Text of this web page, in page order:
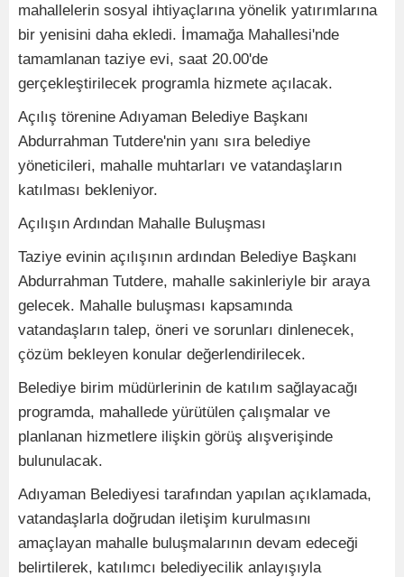
mahallelerin sosyal ihtiyaçlarına yönelik yatırımlarına
bir yenisini daha ekledi. İmamağa Mahallesi'nde
tamamlanan taziye evi, saat 20.00'de
gerçekleştirilecek programla hizmete açılacak.
Açılış törenine Adıyaman Belediye Başkanı
Abdurrahman Tutdere'nin yanı sıra belediye
yöneticileri, mahalle muhtarları ve vatandaşların
katılması bekleniyor.
Açılışın Ardından Mahalle Buluşması
Taziye evinin açılışının ardından Belediye Başkanı
Abdurrahman Tutdere, mahalle sakinleriyle bir araya
gelecek. Mahalle buluşması kapsamında
vatandaşların talep, öneri ve sorunları dinlenecek,
çözüm bekleyen konular değerlendirilecek.
Belediye birim müdürlerinin de katılım sağlayacağı
programda, mahallede yürütülen çalışmalar ve
planlanan hizmetlere ilişkin görüş alışverişinde
bulunulacak.
Adıyaman Belediyesi tarafından yapılan açıklamada,
vatandaşlarla doğrudan iletişim kurulmasını
amaçlayan mahalle buluşmalarının devam edeceği
belirtilerek, katılımcı belediyecilik anlayışıyla